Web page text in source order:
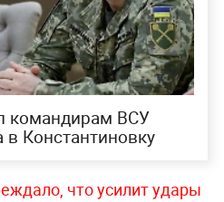
командирам ВСУ
в Константиновку
что усилит удары